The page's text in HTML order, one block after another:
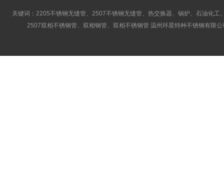
关键词：2205不锈钢无缝管、2507不锈钢无缝管、热交换器、锅炉、石油化
2507双相不锈钢管、双相钢管、双相不锈钢管 温州环星特种不锈钢有限